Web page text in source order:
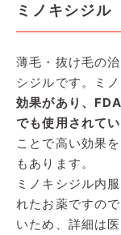
ミ ノキシジル
薄毛・抜け毛の
シジルです。ミ
効果があり、
でも使用されて
ことで高い効果
もあります。
ミノキシジル内
れたお薬ですの
いため、詳細は